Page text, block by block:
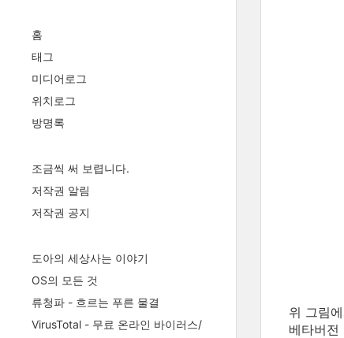
홈
태그
미디어로그
위치로그
방명록
조금씩 써 보렵니다.
저작권 알림
저작권 공지
도아의 세상사는 이야기
OS의 모든 것
류청파 - 흐르는 푸른 물결
VirusTotal - 무료 온라인 바이러스/
위 그림
베타버전